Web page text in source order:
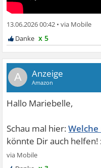
13.06.2026 00:42 •
x 5
A